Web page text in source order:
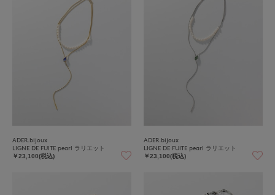
ADER.bijoux
LIGNE DE FUITE pearl ラリエット
￥23,100(税込)
ADER.bijoux
LIGNE DE FUITE pearl ラリエット
￥23,100(税込)